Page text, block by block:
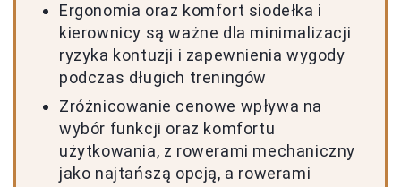
Ergonomia oraz komfort siodełka i
kierownicy są ważne dla minimalizacji
ryzyka kontuzji i zapewnienia wygody
podczas długich treningów
Zróżnicowanie cenowe wpływa na
wybór funkcji oraz komfortu
użytkowania, z rowerami mechaniczny
jako najtańszą opcją, a rowerami